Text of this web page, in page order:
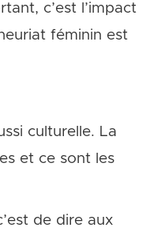
c’est l’impact
féminin est
culturelle. La
et ce sont les
de dire aux